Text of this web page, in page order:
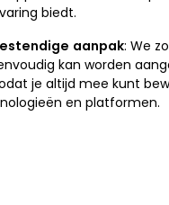
biedt.
aanpak: We
kan worden
je altijd mee kunt
en platformen.